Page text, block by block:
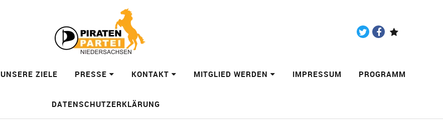
UNSERE ZIELE PRESSE KONTAKT MITGLIED WERDEN IMPRESSUM PROGRAMM
DATENSCHUTZERKLÄRUNG